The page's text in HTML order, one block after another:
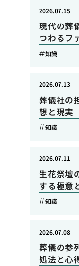
現代の葬
つわるフ
2026.07.15
知識
葬儀社の
想と現実
2026.07.13
知識
生花祭壇
する極意
2026.07.11
知識
葬儀の参
処法と心
2026.07.08